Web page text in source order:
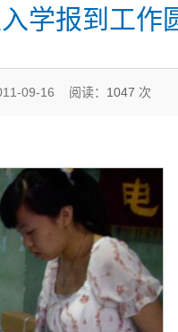
学报到工作
09-16 阅读： 1047 次